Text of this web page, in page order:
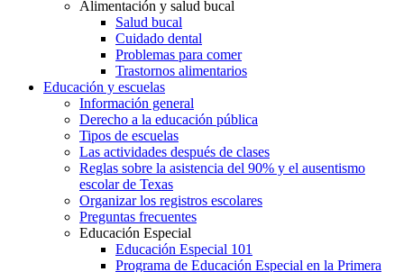
Alimentación y salud bucal
Salud bucal
Cuidado dental
Problemas para comer
Trastornos alimentarios
Educación y escuelas
Información general
Derecho a la educación pública
Tipos de escuelas
Las actividades después de clases
Reglas sobre la asistencia del 90% y el ausentismo
escolar de Texas
Organizar los registros escolares
Preguntas frecuentes
Educación Especial
Educación Especial 101
Programa de Educación Especial en la Primera